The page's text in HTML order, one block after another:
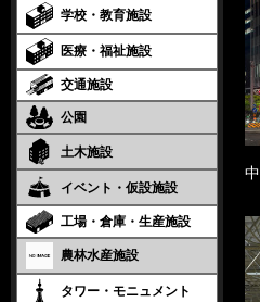
学校・教育施設
医療・福祉施設
交通施設
公園
土木施設
イベント・仮設施設
工場・倉庫・生産施設
農林水産施設
タワー・モニュメント